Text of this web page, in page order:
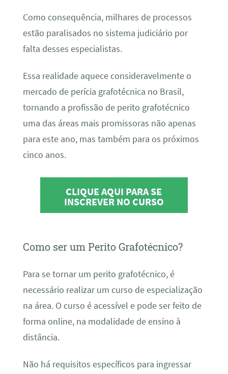
Como consequência, milhares de processos
estão paralisados no sistema judiciário por
falta desses especialistas.
Essa realidade aquece consideravelmente o
mercado de perícia grafotécnica no Brasil,
tornando a profissão de perito grafotécnico
uma das áreas mais promissoras não apenas
para este ano, mas também para os próximos
cinco anos.
CLIQUE AQUI PARA SE
INSCREVER NO CURSO
Como ser um Perito Grafotécnico?
Para se tornar um perito grafotécnico, é
necessário realizar um curso de especialização
na área. O curso é acessível e pode ser feito de
forma online, na modalidade de ensino à
distância.
Não há requisitos específicos para ingressar